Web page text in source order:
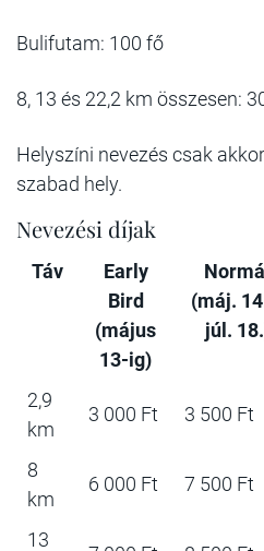
Bulifutam: 100 fő
8, 13 és 22,2 km összesen:
Helyszíni nevezés csak
szabad hely.
Nevezési díjak
Táv
Early
Bird
(május
13-ig)
(máj.
júl.
2,9
km
3 000 Ft 3 500 Ft
8
km
6 000 Ft 7 500 Ft
13